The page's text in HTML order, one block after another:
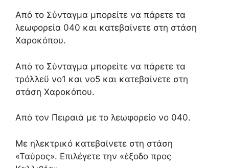
Από το Σύνταγμα μπορείτε να πάρετε τα
λεωφορεία 040 και κατεβαίνετε στη στάση
Χαροκόπου.
Από το Σύνταγμα μπορείτε να πάρετε τα
τρόλλεϋ νο1 και νο5 και κατεβαίνετε στη
στάση Χαροκόπου.
Από τον Πειραιά με το λεωφορείο νο 040.
Με ηλεκτρικό κατεβαίνετε στη στάση
«Ταύρος». Επιλέγετε την «έξοδο προς